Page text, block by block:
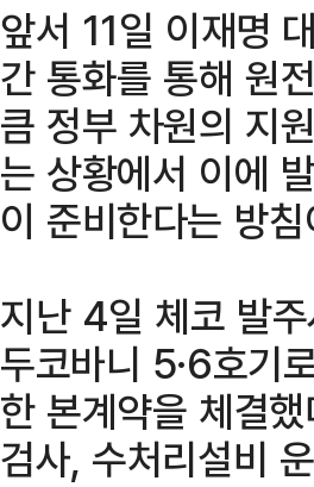
앞서 11일 이재명
간 통화를 통해 원
큼 정부 차원의 지
는 상황에서 이에
이 준비한다는 방
지난 4일 체코 발
두코바니 5·6호기
한 본계약을 체결
검사, 수처리설비